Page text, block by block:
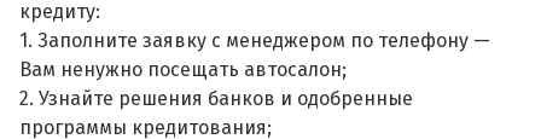
кредиту:
1. Заполните заявку с менеджером по телефону —
Вам ненужно посещать автосалон;
2. Узнайте решения банков и одобренные
программы кредитования;